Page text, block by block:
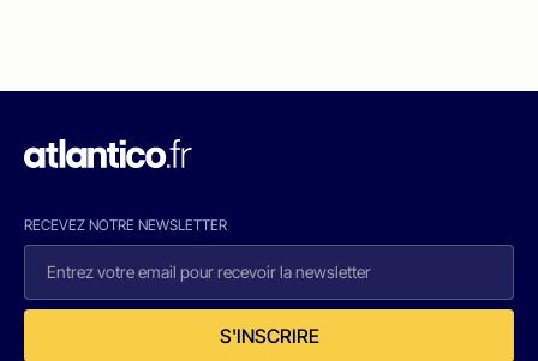
RECEVEZ NOTRE NEWSLETTER
S'INSCRIRE